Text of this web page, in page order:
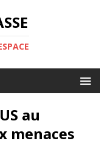
au
menaces